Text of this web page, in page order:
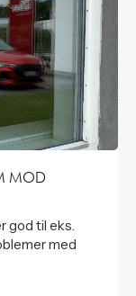
MOD
god til eks.
med